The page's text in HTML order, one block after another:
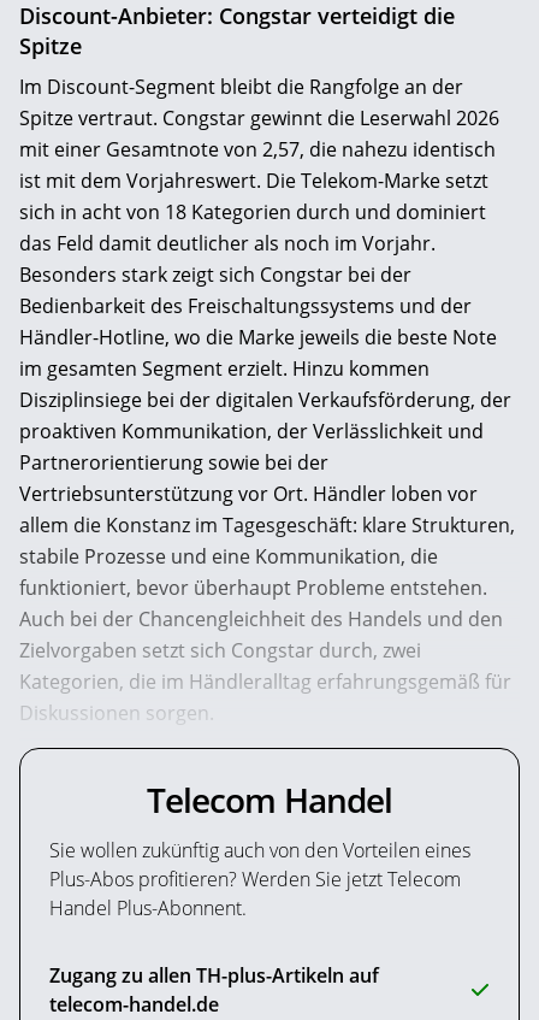
Discount-Anbieter: Congstar verteidigt die
Spitze
Im Discount-Segment bleibt die Rangfolge an der
Spitze vertraut. Congstar gewinnt die Leserwahl 2026
mit einer Gesamtnote von 2,57, die nahezu identisch
ist mit dem Vorjahreswert. Die Telekom-Marke setzt
sich in acht von 18 Kategorien durch und dominiert
das Feld damit deutlicher als noch im Vorjahr.
Besonders stark zeigt sich Congstar bei der
Bedienbarkeit des Freischaltungssystems und der
Händler-Hotline, wo die Marke jeweils die beste Note
im ­gesamten Segment erzielt. Hinzu kommen
Disziplinsiege bei der digitalen Verkaufsförderung, der
proaktiven Kommunikation, der Verlässlichkeit und
Partnerorientierung sowie bei der
Vertriebsunterstützung vor Ort. Händler loben vor
allem die Konstanz im Tagesgeschäft: klare Strukturen,
stabile Prozesse und eine Kommunikation, die
funktioniert, bevor überhaupt Probleme entstehen.
Auch bei der Chancengleichheit des Handels und den
Zielvorgaben setzt sich Congstar durch, zwei
Kategorien, die im Händleralltag erfahrungsgemäß für
Diskussionen sorgen.
Telecom Handel
Sie wollen zukünftig auch von den Vorteilen eines
Plus-Abos profitieren? Werden Sie jetzt Telecom
Handel Plus-Abonnent.
Zugang zu allen TH-plus-Artikeln auf
telecom-handel.de